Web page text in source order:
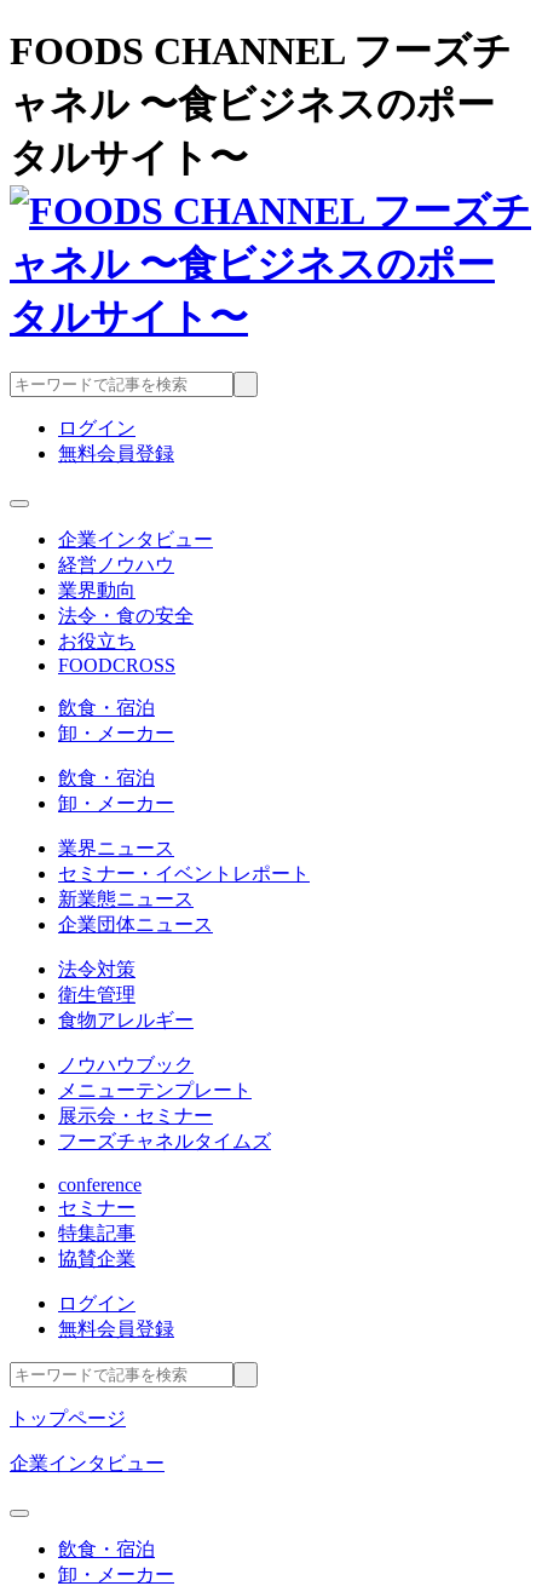
FOODS CHANNEL フーズチ
ャネル 〜食ビジネスのポー
タルサイト〜
ログイン
無料会員登録
企業インタビュー
経営ノウハウ
業界動向
法令・食の安全
お役立ち
FOODCROSS
飲食・宿泊
卸・メーカー
飲食・宿泊
卸・メーカー
業界ニュース
セミナー・イベントレポート
新業態ニュース
企業団体ニュース
法令対策
衛生管理
食物アレルギー
ノウハウブック
メニューテンプレート
展示会・セミナー
フーズチャネルタイムズ
conference
セミナー
特集記事
協賛企業
ログイン
無料会員登録
トップページ
企業インタビュー
飲食・宿泊
卸・メーカー